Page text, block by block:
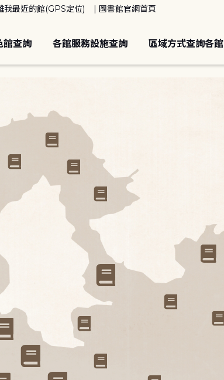
我最近的館(GPS定位) 圖書館官網首頁
館查詢 各館服務設施查詢 區域方式查詢各館